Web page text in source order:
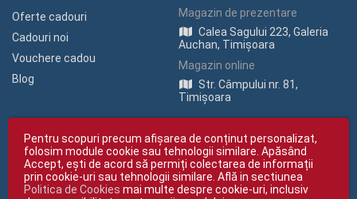
Oferte cadouri
Cadouri noi
Vouchere cadou
Blog
Magazin de prezentare
Calea Sagului 223, Galeria
Auchan, Timișoara
Magazin online
Str. Câmpului nr. 81,
Timișoara
Copyright © giftexpress.ro | Toate drepturile rezervate
Pentru scopuri precum afișarea de conținut personalizat,
folosim module cookie sau tehnologii similare. Apăsând
Accept, ești de acord să permiți colectarea de informații
prin cookie-uri sau tehnologii similare. Află in sectiunea
Politica de Cookies mai multe despre cookie-uri, inclusiv